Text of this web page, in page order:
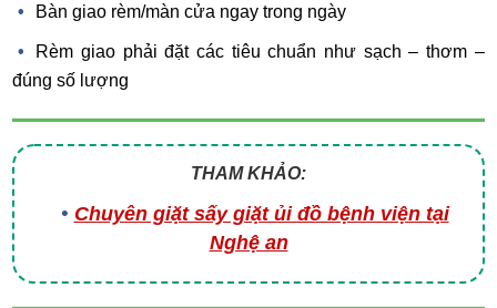
Bàn giao rèm/màn cửa ngay trong ngày
Rèm giao phải đặt các tiêu chuẩn như sạch – thơm –
đúng số lượng
THAM KHẢO:
Chuyên giặt sấy giặt ủi đồ bệnh viện tại
Nghệ an